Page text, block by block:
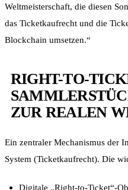
Weltmeisterschaft, die diesen
das Ticketkaufrecht und die
Blockchain umsetzen.“
RIGHT-TO-
ZUR REALEN
Ein zentraler Mechanismus der
System (Ticketkaufrecht). Die
Digitale „Right-to-Ticket“-